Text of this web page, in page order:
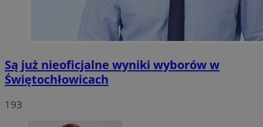
Są już nieoficjalne wyniki wyborów w
Świętochłowicach
193